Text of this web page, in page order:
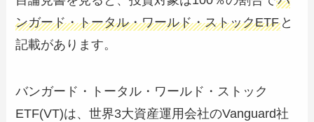
ンガード・トータル・ワールド・ストックETF と
記載があります。
バンガード・トータル・ワールド・ストック
ETF(VT)は、世界3大資産運用会社のVanguard社